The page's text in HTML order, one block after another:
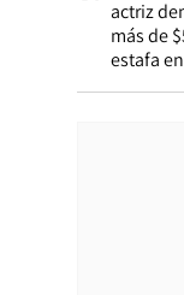
actriz
más de
estafa